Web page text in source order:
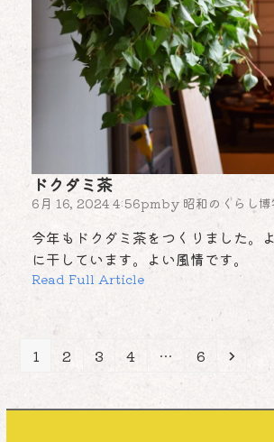
ドクダミ茶
6月 16, 2024 4:56pmby 昭和のくらし
今年もドクダミ茶をつくりました。
に干しています。よい風情です。
Read Full Article
Page
1 Page
2 Page
3 Page
4 … Page
6 Next